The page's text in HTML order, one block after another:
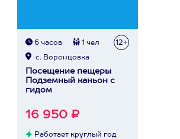
6 часов 1 чел 12+
с. Воронцовка
Посещение пещеры
Подземный каньон с
гидом
16 950 ₽
Работает круглый год